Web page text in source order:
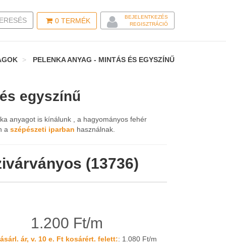
0 TERMÉK
BEJELENTKEZÉS
REGISZTRÁCIÓ
SEARCH
PELENKA ANYAG - MINTÁS ÉS EGYSZÍNŰ
egyszínű
anyagot is kínálunk , a hagyományos fehér
a szépészeti iparban használnak.
(13736)
1.200 Ft/m
ár, v. 10 e. Ft kosárért. felett:: 1.080 Ft/m